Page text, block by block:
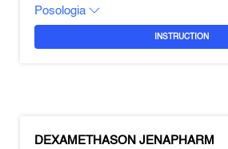
Posologia
INSTRUCTION
DEXAMETHASON JENAPHARM